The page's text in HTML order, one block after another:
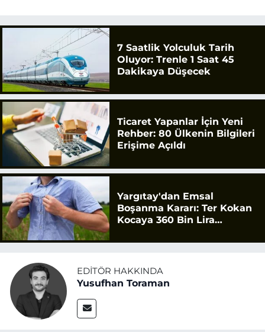
7 Saatlik Yolculuk Tarih
Oluyor: Trenle 1 Saat 45
Dakikaya Düşecek
Ticaret Yapanlar İçin Yeni
Rehber: 80 Ülkenin Bilgileri
Erişime Açıldı
Yargıtay'dan Emsal
Boşanma Kararı: Ter Kokan
Kocaya 360 Bin Lira
EDITÖR HAKKINDA
Yusufhan Toraman